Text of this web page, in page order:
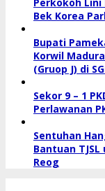
Perkokoh
Bek Korea
Bupati
Korwil Madura
(Gruop J) di
Sekor 9 – 1
Perlawanan
Sentuhan
Bantuan
Reog